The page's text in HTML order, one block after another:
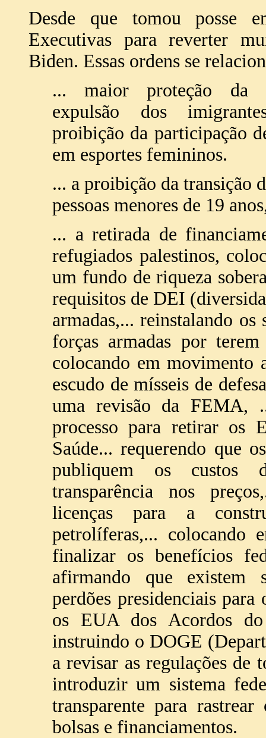
Desde que tomou posse
Executivas para reverter
Biden. Essas ordens se
... maior proteção da
expulsão dos
proibição da participação
em esportes femininos.
... a proibição da transição
pessoas menores de 19
... a retirada de
refugiados palestinos,
um fundo de riqueza
requisitos de DEI
armadas,... reinstalando
forças armadas por
colocando em movimento
escudo de mísseis de
uma revisão da FEMA,
processo para retirar os
Saúde... requerendo que
publiquem os custos
transparência nos
licenças para a
petrolíferas,... colocando
finalizar os benefícios
afirmando que existem
perdões presidenciais
os EUA dos Acordos
instruindo o DOGE
a revisar as regulações de
introduzir um sistema
transparente para
bolsas e financiamentos.